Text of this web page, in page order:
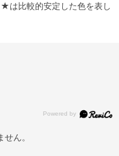
比較的安定した色を表し
ん。